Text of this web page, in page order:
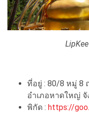
ที่อยู่ : 80/8 หมู่
อำเภอหาดใหญ่
พิกัด : https://